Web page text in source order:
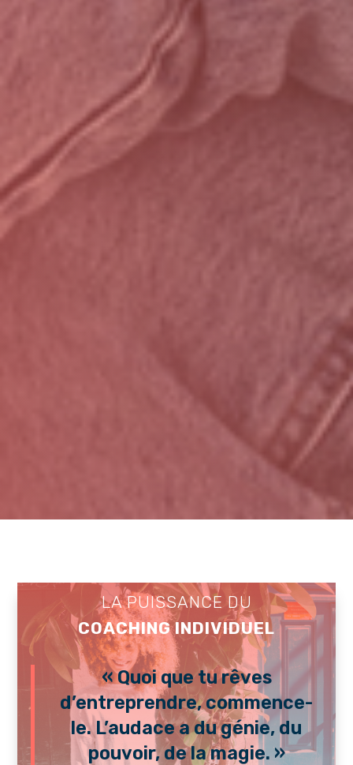
LA PUISSANCE DU
COACHING INDIVIDUEL
« Quoi que tu rêves
d’entreprendre, commence-
le. L’audace a du génie, du
pouvoir, de la magie. »